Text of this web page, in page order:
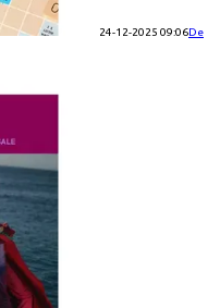
24-12-2025 09:06De